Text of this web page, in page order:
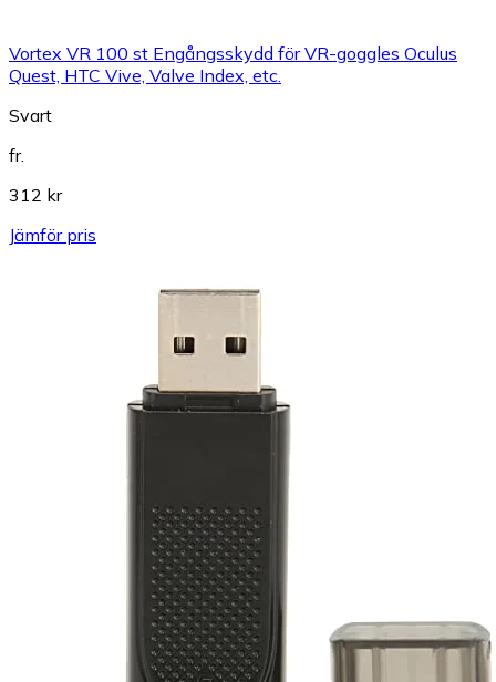
Vortex VR 100 st Engångsskydd för VR-goggles Oculus
Quest, HTC Vive, Valve Index, etc.
Svart
fr.
312 kr
Jämför pris